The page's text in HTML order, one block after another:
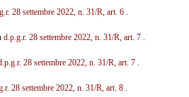
28 settembre 2022, n. 31/R, art. 6.
d.p.g.r. 28 settembre 2022, n. 31/R, art. 7.
28 settembre 2022, n. 31/R, art. 7.
28 settembre 2022, n. 31/R, art. 8.